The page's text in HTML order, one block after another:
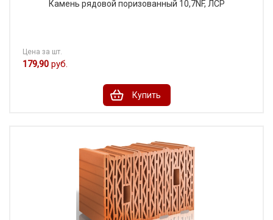
Камень рядовой поризованный 10,7NF, ЛСР
Цена за шт.
179,90 руб.
Купить